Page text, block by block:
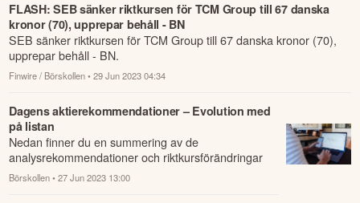
FLASH: SEB sänker riktkursen för TCM Group till 67 danska
kronor (70), upprepar behåll - BN
SEB sänker riktkursen för TCM Group till 67 danska kronor (70),
upprepar behåll - BN.
Finwire / Börskollen • 29 Jun 2023 04:34
Dagens aktierekommendationer – Evolution med
på listan
Nedan finner du en summering av de
analysrekommendationer och riktkursförändringar
som har rapporterats om idag den 27 juni.
Börskollen • 27 Jun 2023 13:00